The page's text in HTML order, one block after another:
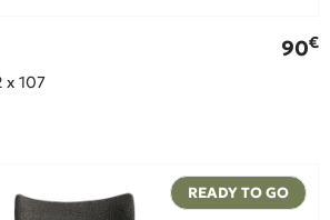
90€
x 107
READY TO GO